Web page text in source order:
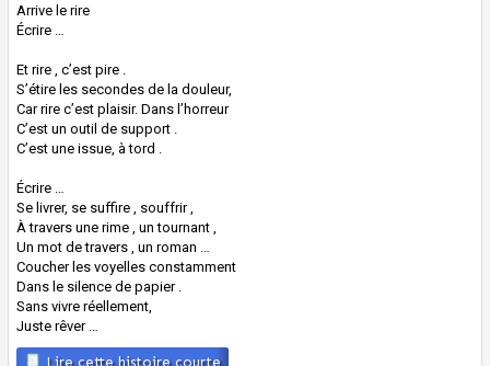
Arrive le rire
Écrire …
Et rire , c’est pire .
S’étire les secondes de la douleur,
Car rire c’est plaisir. Dans l’horreur
C’est un outil de support .
C’est une issue, à tord .
Écrire …
Se livrer, se suffire , souffrir ,
À travers une rime , un tournant ,
Un mot de travers , un roman …
Coucher les voyelles constamment
Dans le silence de papier .
Sans vivre réellement,
Juste rêver …
Lire cette histoire courte